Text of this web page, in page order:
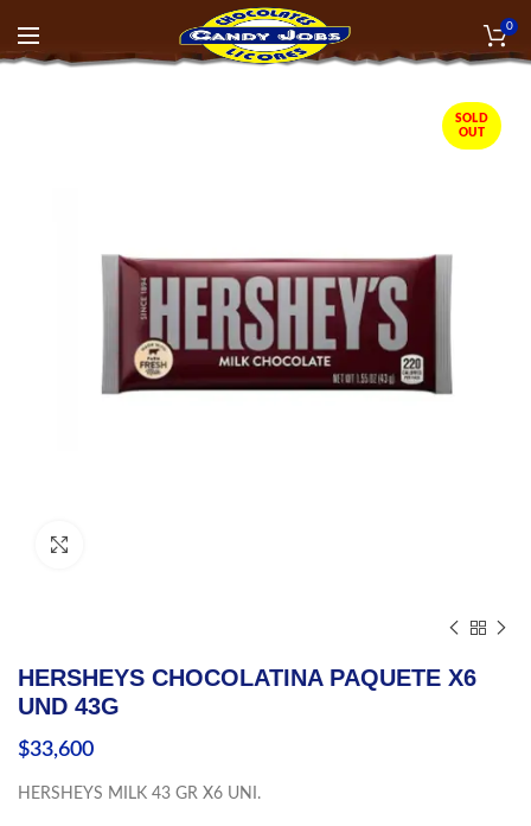
0
SOLD
OUT
HERSHEYS CHOCOLATINA PAQUETE X6
UND 43G
$33,600
HERSHEYS MILK 43 GR X6 UNI.